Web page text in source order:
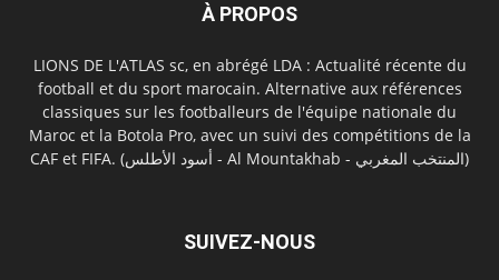
À PROPOS
LIONS DE L'ATLAS sc, en abrégé LDA : Actualité récente du
football et du sport marocain. Alternative aux références
classiques sur les footballeurs de l'équipe nationale du
Maroc et la Botola Pro, avec un suivi des compétitions de la
CAF et FIFA. (أسود الأطلس - Al Mountakhab - المنتخب المغربي)
SUIVEZ-NOUS